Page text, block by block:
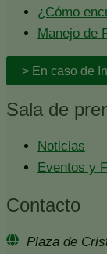
¿Cómo
Manejo de
> En caso de
Sala de
Noticias
Eventos y
Contacto
Plaza de